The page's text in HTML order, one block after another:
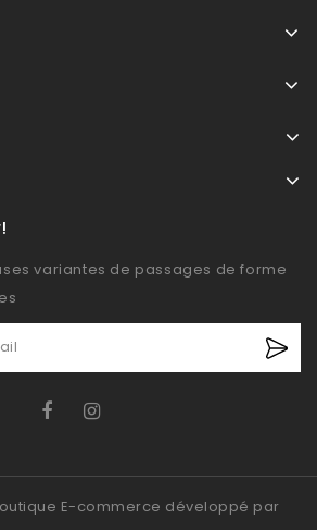
variantes de passages de forme
E-commerce développé par